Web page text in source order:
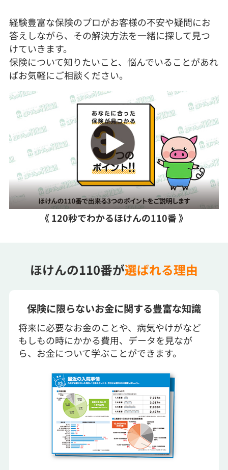
《 120秒でわかるほけんの110番 》
経験豊富な保険のプロがお客様の不安や疑問にお
答えしながら、その解決方法を一緒に探して見つ
けていきます。
保険について知りたいこと、悩んでいることがあれ
ばお気軽にご相談ください。
ほけんの110番が選ばれる理由
将来に必要なお金のことや、病気やけがなど
もしもの時にかかる費用、データを見なが
ら、お金について学ぶことができます。
保険に限らないお金に関する豊富な知識